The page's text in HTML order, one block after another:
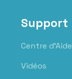
Support
Centre d'Aide
Vidéos